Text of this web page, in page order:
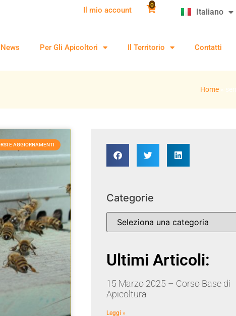
Il mio account
0
Italiano
Slovenščina
Per Gli Apicoltori Il Territorio Contatti
Home
E AGGIORNAMENTI
Categorie
Ultimi Articoli:
15 Marzo 2025 – Corso Base di
Apicoltura
Leggi »